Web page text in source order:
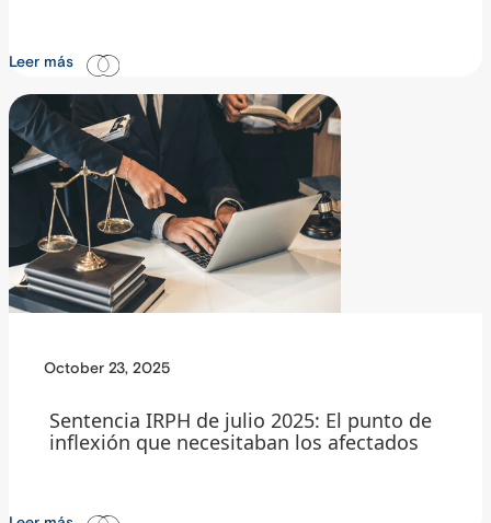
Leer más
October 23, 2025
Sentencia IRPH de julio 2025: El punto de
inflexión que necesitaban los afectados